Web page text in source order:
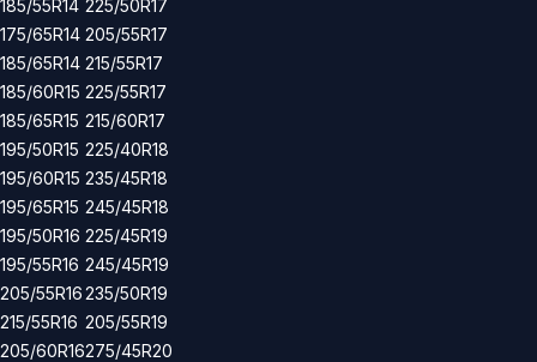
185/55R14
175/65R14
185/65R14
185/60R15
185/65R15
195/50R15
195/60R15
195/65R15
195/50R16
195/55R16
205/55R16
215/55R16
205/60R16
225/50R17
205/55R17
215/55R17
225/55R17
215/60R17
225/40R18
235/45R18
245/45R18
225/45R19
245/45R19
235/50R19
205/55R19
275/45R20